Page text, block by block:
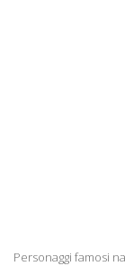
Personaggi famosi